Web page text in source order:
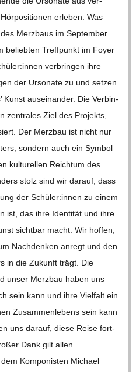
erle­ben. Was
Merz­baus im Sep­tem­ber
belieb­ten Treff­punkt im Foyer
ver­brin­gen ihre
der Urso­nate zu und set­zen
Kunst aus­ein­an­der. Die Ver­bin­
zen­tra­les Ziel des Pro­jekts,
Der Merz­bau ist nicht nur
son­dern auch ein Sym­bol
kul­tu­rel­len Reich­tum des
stolz sind wir dar­auf, dass
der Schüler:innen zu einem
ist, das ihre Iden­ti­tät und ihre
sicht­bar macht. Wir hof­fen,
Nach­den­ken anregt und den
in die Zukunft trägt. Die
unser Merz­bau haben uns
sein kann und ihre Viel­falt ein
Zusam­men­le­bens sein kann
uns dar­auf, diese Reise fort­
Dank gilt allen
Kom­po­nis­ten Michael